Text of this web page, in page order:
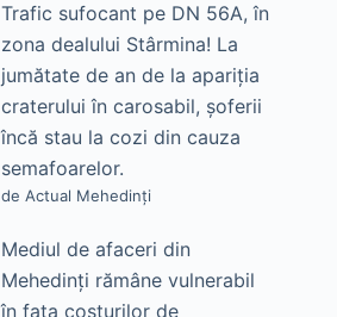
Trafic sufocant pe DN 56A, în
zona dealului Stârmina! La
jumătate de an de la apariția
craterului în carosabil, șoferii
încă stau la cozi din cauza
semafoarelor.
de Actual Mehedinți
Mediul de afaceri din
Mehedinți rămâne vulnerabil
în fața costurilor de